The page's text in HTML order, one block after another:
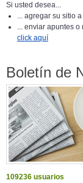
Si usted desea...
... agregar su sitio
... enviar apuntes o
click aquí
Boletín de
109236 usuarios